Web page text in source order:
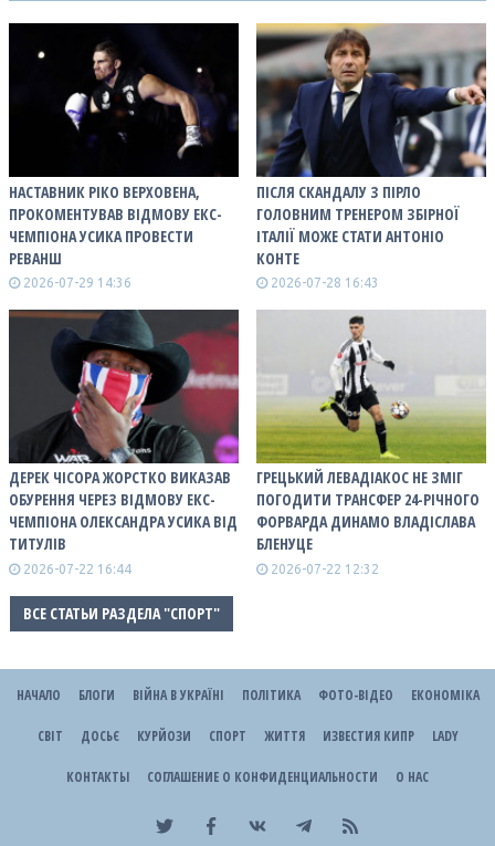
НАСТАВНИК РІКО ВЕРХОВЕНА,
ПРОКОМЕНТУВАВ ВІДМОВУ ЕКС-
ЧЕМПІОНА УСИКА ПРОВЕСТИ
РЕВАНШ
2026-07-29 14:36
ПІСЛЯ СКАНДАЛУ З ПІРЛО
ГОЛОВНИМ ТРЕНЕРОМ ЗБІРНОЇ
ІТАЛІЇ МОЖЕ СТАТИ АНТОНІО
КОНТЕ
2026-07-28 16:43
ДЕРЕК ЧІСОРА ЖОРСТКО ВИКАЗАВ
ОБУРЕННЯ ЧЕРЕЗ ВІДМОВУ ЕКС-
ЧЕМПІОНА ОЛЕКСАНДРА УСИКА ВІД
ТИТУЛІВ
2026-07-22 16:44
ГРЕЦЬКИЙ ЛЕВАДІАКОС НЕ ЗМІГ
ПОГОДИТИ ТРАНСФЕР 24-РІЧНОГО
ФОРВАРДА ДИНАМО ВЛАДІСЛАВА
БЛЕНУЦЕ
2026-07-22 12:32
ВСЕ СТАТЬИ РАЗДЕЛА "СПОРТ"
НАЧАЛО БЛОГИ ВІЙНА В УКРАЇНІ ПОЛІТИКА ФОТО-ВІДЕО ЕКОНОМІКА
СВІТ ДОСЬЄ КУРЙОЗИ СПОРТ ЖИТТЯ ИЗВЕСТИЯ КИПР LADY
КОНТАКТЫ СОГЛАШЕНИЕ О КОНФИДЕНЦИАЛЬНОСТИ О НАС